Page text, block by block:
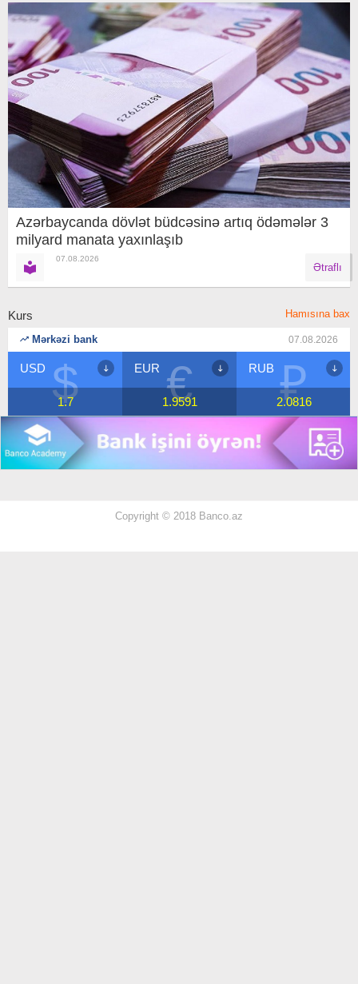
Azərbaycanda dövlət büdcəsinə artıq ödəmələr 3
milyard manata yaxınlaşıb
07.08.2026
Ətraflı
Kurs Hamısına bax
Mərkəzi bank 07.08.2026
$
USD
1.7 €
EUR
1.9591 ₽
RUB
2.0816
Copyright © 2018 Banco.az